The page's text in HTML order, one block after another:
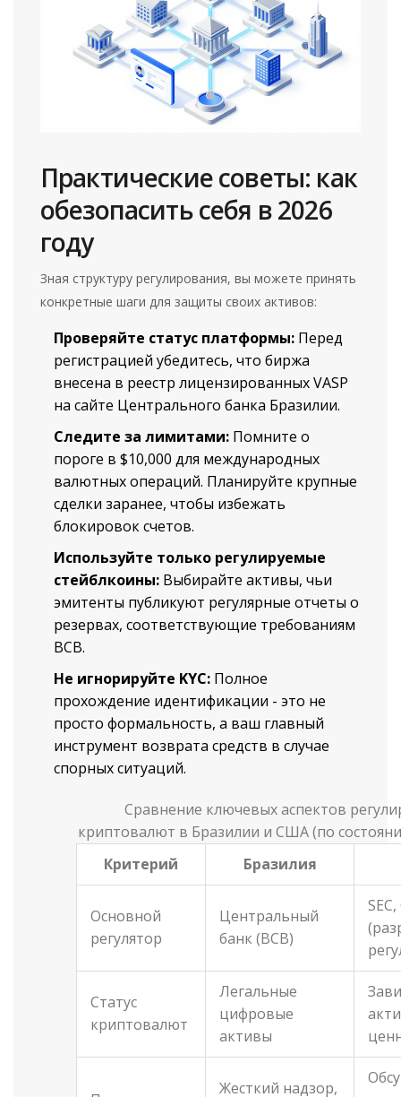
Практические советы: как
обезопасить себя в 2026
году
Зная структуру регулирования, вы можете принять
конкретные шаги для защиты своих активов:
Проверяйте статус платформы: Перед
регистрацией убедитесь, что биржа
внесена в реестр лицензированных VASP
на сайте Центрального банка Бразилии.
Следите за лимитами: Помните о
пороге в $10,000 для международных
валютных операций. Планируйте крупные
сделки заранее, чтобы избежать
блокировок счетов.
Используйте только регулируемые
стейблкоины: Выбирайте активы, чьи
эмитенты публикуют регулярные отчеты о
резервах, соответствующие требованиям
BCB.
Не игнорируйте KYC: Полное
прохождение идентификации - это не
просто формальность, а ваш главный
инструмент возврата средств в случае
спорных ситуаций.
Сравнение ключевых аспектов
криптовалют в Бразилии и США (по
Критерий
Бразилия
Основной
регулятор
Центральный
банк (BCB)
Статус
криптовалют
Легальные
цифровые
активы
Жесткий надзор,